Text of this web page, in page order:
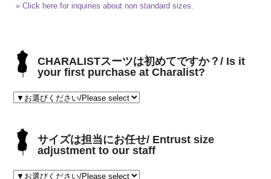
» Click here for inquiries about non standard sizes.
CHARALISTスーツは初めてですか？/ Is it
your first purchase at Charalist?
サイズは担当にお任せ/ Entrust size
adjustment to our staff